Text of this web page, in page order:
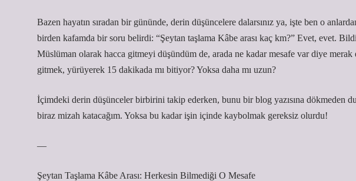
Bazen hayatın sıradan bir gününde, derin düşüncelere dalarsınız ya, işte ben o
birden kafamda bir soru belirdi: “Şeytan taşlama Kâbe arası kaç km?” Evet, evet.
Müslüman olarak hacca gitmeyi düşündüm de, arada ne kadar mesafe var diye merak
gitmek, yürüyerek 15 dakikada mı bitiyor? Yoksa daha mı uzun?
İçimdeki derin düşünceler birbirini takip ederken, bunu bir blog yazısına dökmeden
biraz mizah katacağım. Yoksa bu kadar işin içinde kaybolmak gereksiz olurdu!
—
Şeytan Taşlama Kâbe Arası: Herkesin Bilmediği O Mesafe